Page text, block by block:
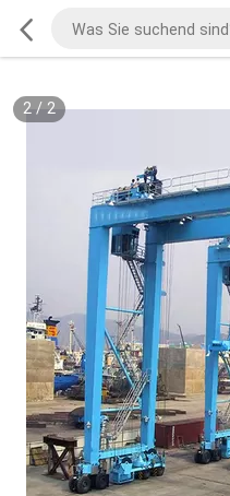
2/ 2